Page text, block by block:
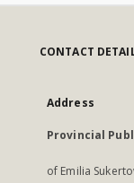
CONTACT
Address
Provincial
of Emilia